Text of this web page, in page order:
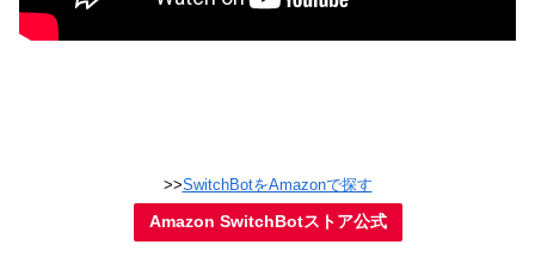
>>SwitchBotをAmazonで探す
Amazon SwitchBotストア公式